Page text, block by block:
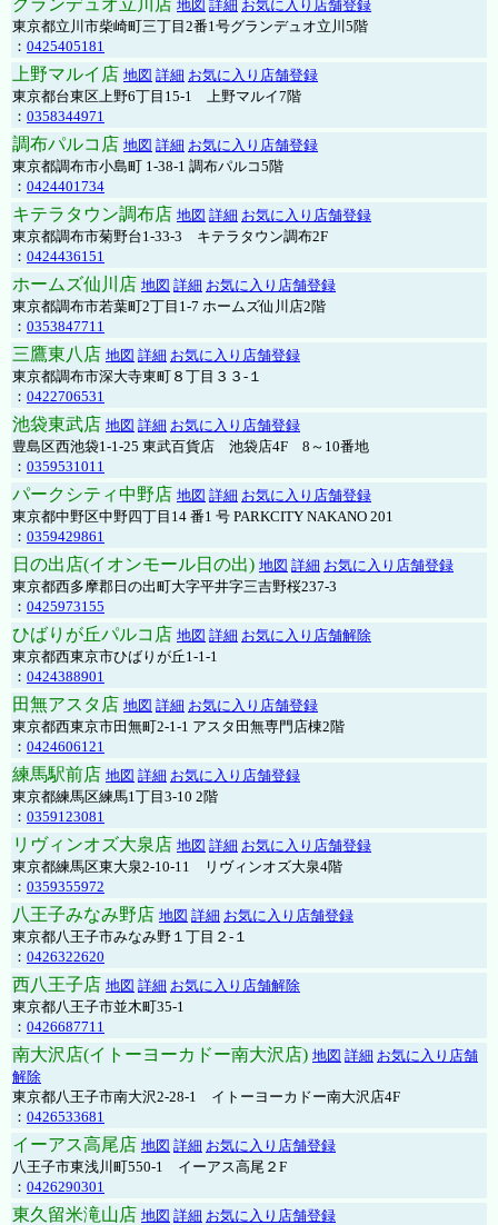
グランデュオ立川店 地図 詳細 お気に入り店舗登録
東京都立川市柴崎町三丁目2番1号グランデュオ立川5階
： 0425405181
上野マルイ店 地図 詳細 お気に入り店舗登録
東京都台東区上野6丁目15-1 上野マルイ7階
： 0358344971
調布パルコ店 地図 詳細 お気に入り店舗登録
東京都調布市小島町 1-38-1 調布パルコ5階
： 0424401734
キテラタウン調布店 地図 詳細 お気に入り店舗登録
東京都調布市菊野台1-33-3 キテラタウン調布2F
： 0424436151
ホームズ仙川店 地図 詳細 お気に入り店舗登録
東京都調布市若葉町2丁目1-7 ホームズ仙川店2階
： 0353847711
三鷹東八店 地図 詳細 お気に入り店舗登録
東京都調布市深大寺東町８丁目３３-１
： 0422706531
池袋東武店 地図 詳細 お気に入り店舗登録
豊島区西池袋1-1-25 東武百貨店 池袋店4F 8～10番地
： 0359531011
パークシティ中野店 地図 詳細 お気に入り店舗登録
東京都中野区中野四丁目14 番1 号 PARKCITY NAKANO 201
： 0359429861
日の出店(イオンモール日の出) 地図 詳細 お気に入り店舗登録
東京都西多摩郡日の出町大字平井字三吉野桜237-3
： 0425973155
ひばりが丘パルコ店 地図 詳細 お気に入り店舗解除
東京都西東京市ひばりが丘1-1-1
： 0424388901
田無アスタ店 地図 詳細 お気に入り店舗登録
東京都西東京市田無町2-1-1 アスタ田無専門店棟2階
： 0424606121
練馬駅前店 地図 詳細 お気に入り店舗登録
東京都練馬区練馬1丁目3-10 2階
： 0359123081
リヴィンオズ大泉店 地図 詳細 お気に入り店舗登録
東京都練馬区東大泉2-10-11 リヴィンオズ大泉4階
： 0359355972
八王子みなみ野店 地図 詳細 お気に入り店舗登録
東京都八王子市みなみ野１丁目２-１
： 0426322620
西八王子店 地図 詳細 お気に入り店舗解除
東京都八王子市並木町35-1
： 0426687711
南大沢店(イトーヨーカドー南大沢店) 地図 詳細 お気に入り店舗
解除
東京都八王子市南大沢2-28-1 イトーヨーカドー南大沢店4F
： 0426533681
イーアス高尾店 地図 詳細 お気に入り店舗登録
八王子市東浅川町550-1 イーアス高尾２F
： 0426290301
東久留米滝山店 地図 詳細 お気に入り店舗登録